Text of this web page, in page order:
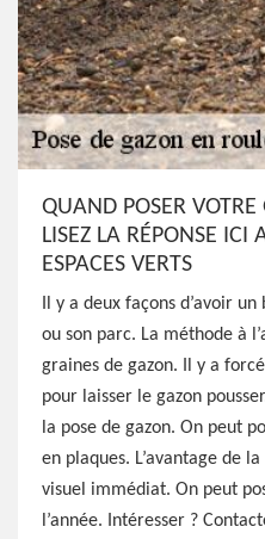
QUAND POSER
LISEZ LA RÉPONSE ICI
ESPACES VERTS
Il y a deux façons d’avoir
ou son parc. La méthode à
graines de gazon. Il y a
pour laisser le gazon
la pose de gazon. On peut
en plaques. L’avantage de
visuel immédiat. On peut
l’année. Intéresser ?